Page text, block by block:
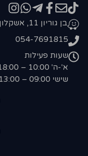
בן גוריון 11, אשקלון
054-7691815
שעות פעילות
א'-ה' 10:00 – 18:00
שישי 09:00 – 13:00